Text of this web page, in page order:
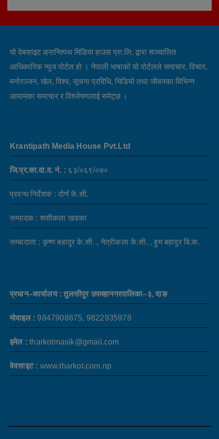
यो वेबसाइट क्रान्तिपथ मिडिया हाउस प्रा.लि. द्वारा सञ्चालित
आधिकारिक न्युज पोर्टल हो । नेपाली भाषाको यो पोर्टलले समाचार, विचार,
मनोरञ्जन, खेल, विश्व, सूचना प्रविधि, भिडियो तथा जीवनका विभिन्न
आयामका समाचार र विश्लेषणलाई समेट्छ ।
Krantipath Media House Pvt.Ltd
जि.प्र.का.दा.द. नं. : ६३/०६९/०७०
प्रवन्ध निर्देशक : दोर्ण के.सी.
सम्पादक : शसीकला खडका
सम्बादाता : कृष्ण बहादुर के.सी. , नेत्रीकला के.सी. , हुम बहादुर बि.क.
प्रधान–कार्यालय : तुलसीपुर उपमहानगरपालिका–३, दाङ
मोवाइल : 9847908875, 9822935978
इमेल :tharkotmasik@gmail.com
वेवसाइट : www.tharkot.com.np